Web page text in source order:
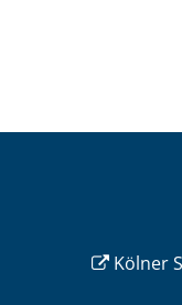
Kölner